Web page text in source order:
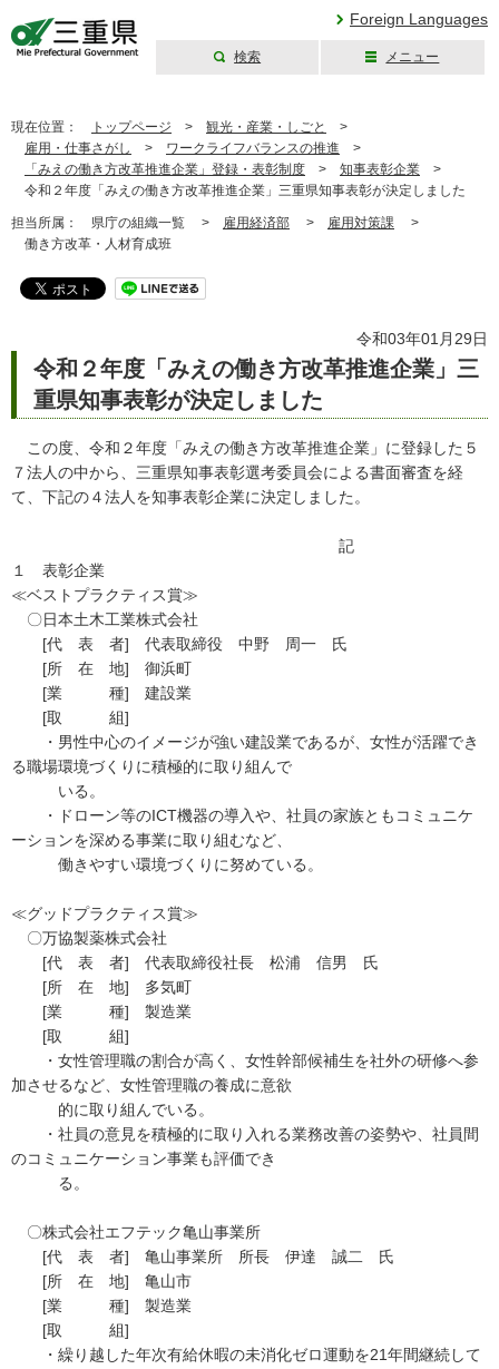
Foreign Languages
検索 メニュー
現在位置： トップページ > 観光・産業・しごと
>
雇用・仕事さがし
> ワークライフバランスの推進 >
「みえの働き方改革推進企業」登録・表彰制度 > 知事表彰企業 >
令和２年度「みえの働き方改革推進企業」三重県知事表彰が決定しました
担当所属： 県庁の組織一覧 > 雇用経済部 > 雇用対策課 >
働き方改革・人材育成班
令和03年01月29日
令和２年度「みえの働き方改革推進企業」三
重県知事表彰が決定しました
この度、令和２年度「みえの働き方改革推進企業」に登録した５
７法人の中から、三重県知事表彰選考委員会による書面審査を経
て、下記の４法人を知事表彰企業に決定しました。
記
１ 表彰企業
≪ベストプラクティス賞≫
〇日本土木工業株式会社
[代 表 者] 代表取締役 中野 周一 氏
[所 在 地] 御浜町
[業 種] 建設業
[取 組]
・男性中心のイメージが強い建設業であるが、女性が活躍でき
る職場環境づくりに積極的に取り組んで
いる。
・ドローン等のICT機器の導入や、社員の家族ともコミュニケ
ーションを深める事業に取り組むなど、
働きやすい環境づくりに努めている。
≪グッドプラクティス賞≫
〇万協製薬株式会社
[代 表 者] 代表取締役社長 松浦 信男 氏
[所 在 地] 多気町
[業 種] 製造業
[取 組]
・女性管理職の割合が高く、女性幹部候補生を社外の研修へ参
加させるなど、女性管理職の養成に意欲
的に取り組んでいる。
・社員の意見を積極的に取り入れる業務改善の姿勢や、社員間
のコミュニケーション事業も評価でき
る。
〇株式会社エフテック亀山事業所
[代 表 者] 亀山事業所 所長 伊達 誠二 氏
[所 在 地] 亀山市
[業 種] 製造業
[取 組]
・繰り越した年次有給休暇の未消化ゼロ運動を21年間継続して